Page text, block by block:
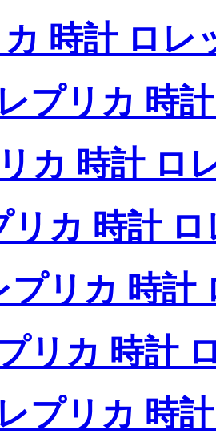
時計 ロレ
レプリカ 時
カ 時計 ロ
リカ 時計
プリカ 時計
リカ 時計
レプリカ 時